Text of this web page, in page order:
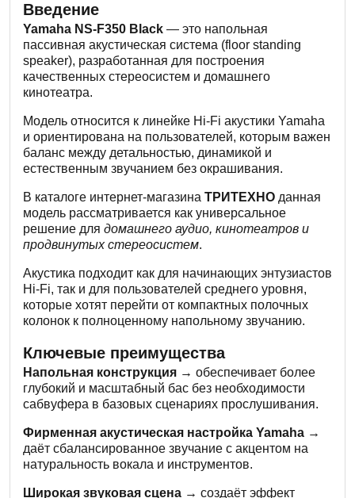
Введение
Yamaha NS-F350 Black — это напольная
пассивная акустическая система (floor standing
speaker), разработанная для построения
качественных стереосистем и домашнего
кинотеатра.
Модель относится к линейке Hi-Fi акустики Yamaha
и ориентирована на пользователей, которым важен
баланс между детальностью, динамикой и
естественным звучанием без окрашивания.
В каталоге интернет-магазина ТРИТЕХНО данная
модель рассматривается как универсальное
решение для домашнего аудио, кинотеатров и
продвинутых стереосистем.
Акустика подходит как для начинающих энтузиастов
Hi-Fi, так и для пользователей среднего уровня,
которые хотят перейти от компактных полочных
колонок к полноценному напольному звучанию.
Ключевые преимущества
Напольная конструкция → обеспечивает более
глубокий и масштабный бас без необходимости
сабвуфера в базовых сценариях прослушивания.
Фирменная акустическая настройка Yamaha →
даёт сбалансированное звучание с акцентом на
натуральность вокала и инструментов.
Широкая звуковая сцена → создаёт эффект